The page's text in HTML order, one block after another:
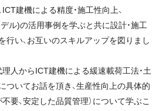
建機による精度・施工性向上、
ル)の活用事例を学ぶと共に設計・施工
行い、お互いのスキルアップを図りまし
人からICT建機による緩速載荷工法・土
ついてお話を頂き、生産性向上の具体的
要、安定した品質管理）について学ぶこ